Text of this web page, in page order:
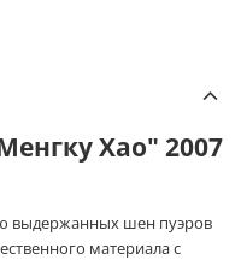
Хао" 2007
выдержанных шен пуэров
материала с